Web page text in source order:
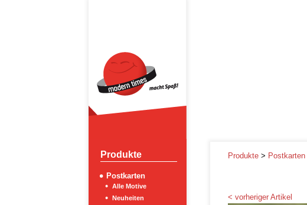
Produkte
Postkarten
Alle Motive
Neuheiten
Produkte > Postkarten
< vorheriger Artikel